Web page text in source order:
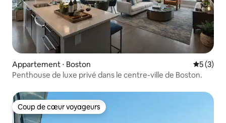
Appartement ⋅ Boston
5 (3)
Penthouse de luxe privé dans le centre-ville de Boston.
Coup de cœur voyageurs
Coup de cœur voyageurs